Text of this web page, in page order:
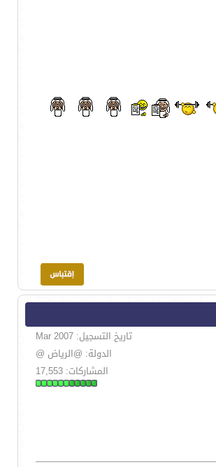
تاريخ التسجيل: Mar 2007
الدولة: @الرياض @
المشاركات: 17,553